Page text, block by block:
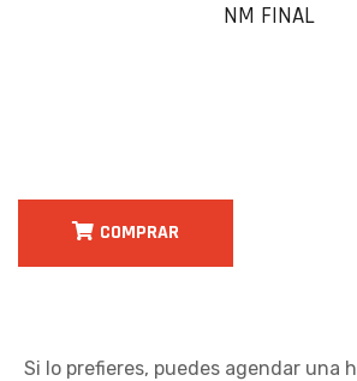
NM FINAL
COMPRAR
Si lo prefieres, puedes agendar una